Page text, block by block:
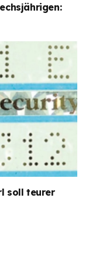
soll teurer